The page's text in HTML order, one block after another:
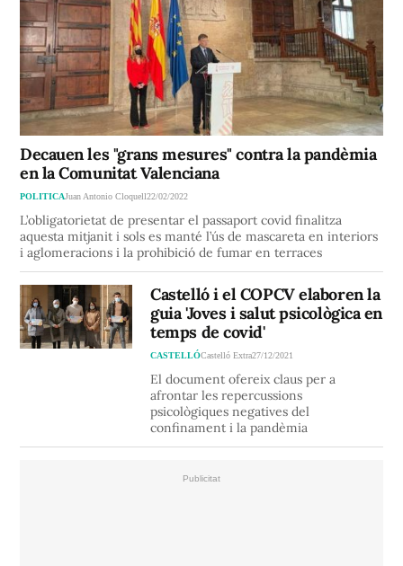
Decauen les "grans mesures" contra la pandèmia
en la Comunitat Valenciana
POLITICAJuan Antonio Cloquell22/02/2022
L’obligatorietat de presentar el passaport covid finalitza
aquesta mitjanit i sols es manté l’ús de mascareta en interiors
i aglomeracions i la prohibició de fumar en terraces
Castelló i el COPCV elaboren la
guia 'Joves i salut psicològica en
temps de covid'
CASTELLÓCastelló Extra27/12/2021
El document ofereix claus per a
afrontar les repercussions
psicològiques negatives del
confinament i la pandèmia